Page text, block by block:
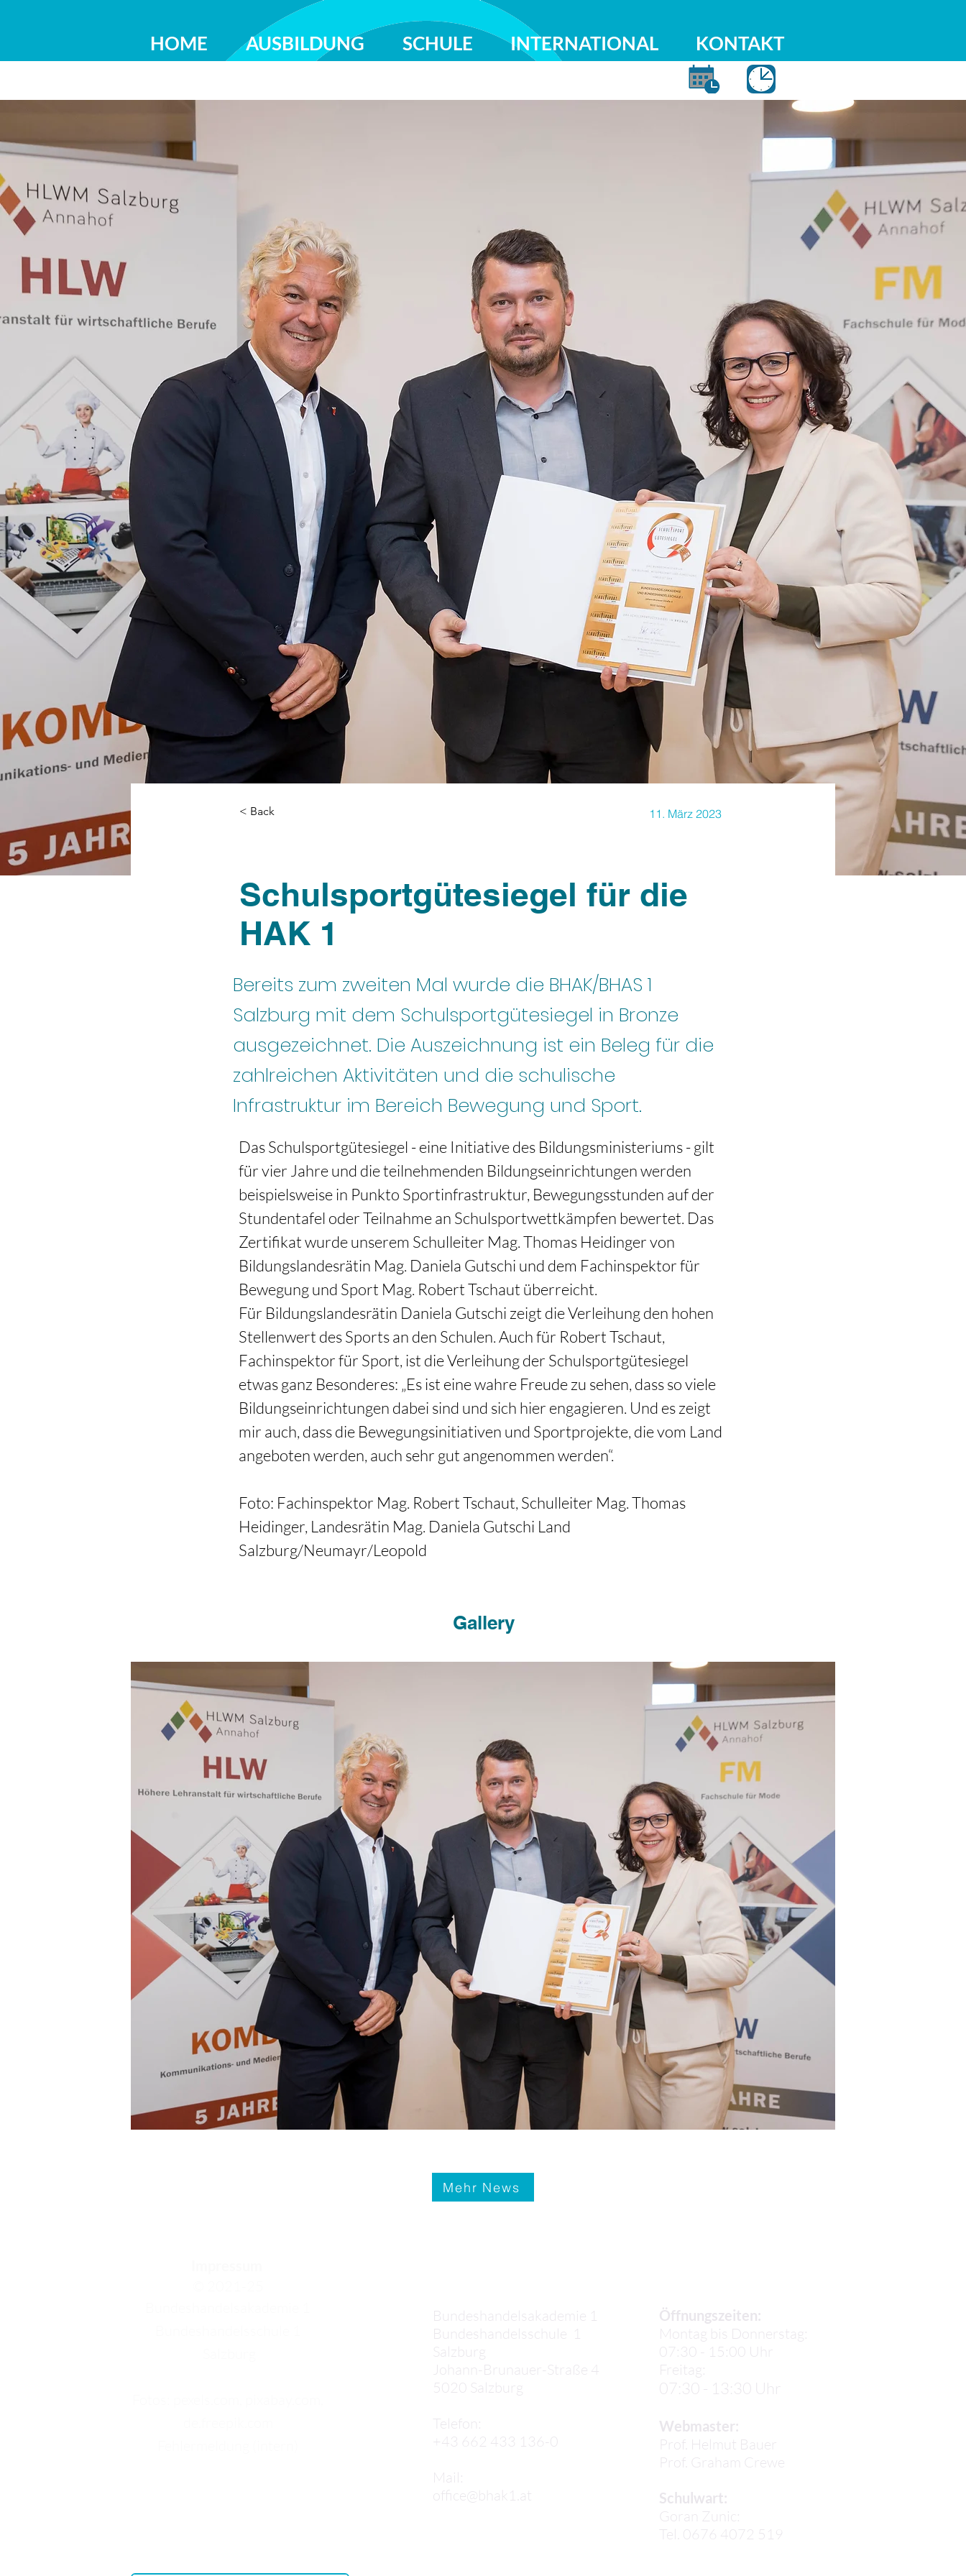
HOME AUSBILDUNG SCHULE INTERNATIONAL KONTAKT
< Back 11. März 2023
Schulsportgütesiegel für die
HAK 1
Bereits zum zweiten Mal wurde die BHAK/BHAS 1
Salzburg mit dem Schulsportgütesiegel in Bronze
ausgezeichnet. Die Auszeichnung ist ein Beleg für die
zahlreichen Aktivitäten und die schulische
Infrastruktur im Bereich Bewegung und Sport.
Das Schulsportgütesiegel - eine Initiative des Bildungsministeriums - gilt
für vier Jahre und die teilnehmenden Bildungseinrichtungen werden
beispielsweise in Punkto Sportinfrastruktur, Bewegungsstunden auf der
Stundentafel oder Teilnahme an Schulsportwettkämpfen bewertet. Das
Zertifikat wurde unserem Schulleiter Mag. Thomas Heidinger von
Bildungslandesrätin Mag. Daniela Gutschi und dem Fachinspektor für
Bewegung und Sport Mag. Robert Tschaut überreicht.
Für Bildungslandesrätin Daniela Gutschi zeigt die Verleihung den hohen
Stellenwert des Sports an den Schulen. Auch für Robert Tschaut,
Fachinspektor für Sport, ist die Verleihung der Schulsportgütesiegel
etwas ganz Besonderes: „Es ist eine wahre Freude zu sehen, dass so viele
Bildungseinrichtungen dabei sind und sich hier engagieren. Und es zeigt
mir auch, dass die Bewegungsinitiativen und Sportprojekte, die vom Land
angeboten werden, auch sehr gut angenommen werden“.
Foto: Fachinspektor Mag. Robert Tschaut, Schulleiter Mag. Thomas
Heidinger, Landesrätin Mag. Daniela Gutschi Land
Salzburg/Neumayr/Leopold
Gallery
Mehr News
Bundeshandelsakademie 1
Bundeshandelsschule 1
Salzburg
Johann-Brunauer-Straße 4
5020 Salzburg
Telefon:
+43 662 433 136-0
Mail:
office@bhak1.at
Öffnungszeiten:
Montag bis Donnerstag:
07:30 - 15:00 Uhr
Freitag:
07:30 - 13:30 Uhr
Webmaster:
Prof. Helmut Bauer
Prof.
Graham Crewe
Schulwart:
Goran Zunic:
Tel. 0676 4072 519